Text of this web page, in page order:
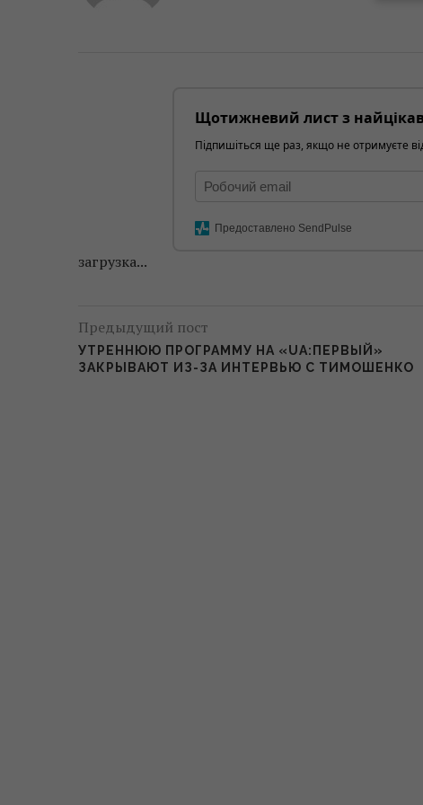
Щотижневий лист з
Підпишіться ще раз, якщо не отримуєте
Предоставлено SendPulse
загрузка...
Предыдущий пост
УТРЕННЮЮ ПРОГРАММУ НА «UA:ПЕРВЫЙ»
ЗАКРЫВАЮТ ИЗ-ЗА ИНТЕРВЬЮ С ТИМОШЕНКО